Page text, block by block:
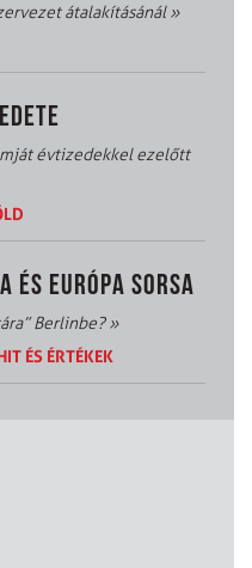
átalakításánál»
évtizedekkel ezelőtt
ÉS EURÓPA SORSA
Berlinbe?»
ÉS ÉRTÉKEK